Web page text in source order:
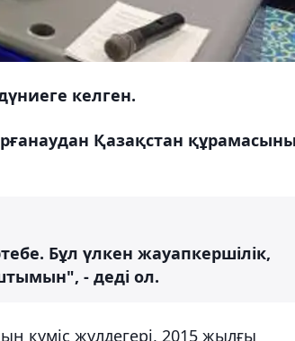
келген.
Қазақстан
Бұл үлкен жауапкершілік,
- деді ол.
күміс жүлдегері, 2015 жылғы